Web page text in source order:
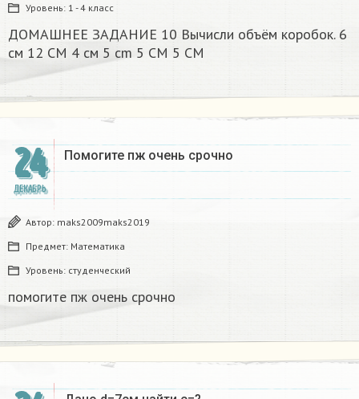
Уровень: 1 - 4 класс
ДОМАШНЕЕ ЗАДАНИЕ 10 Вычисли объём коробок. 6
см 12 CM 4 см 5 cm 5 CM 5 CM​
24
ДЕКАБРЬ
Помогите пж очень срочно​
Автор: maks2009maks2019
Предмет: Математика
Уровень: студенческий
помогите пж очень срочно​